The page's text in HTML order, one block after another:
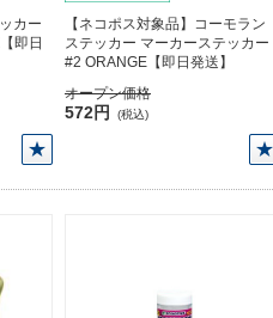
カー
即日
【ネコポス対象品】コーモラン
ステッカー マーカーステッカー
#2 ORANGE【即日発送】
オープン価格
572円 (税込)